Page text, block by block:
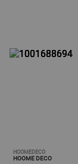
HOOMEDECO
HOOME DECO